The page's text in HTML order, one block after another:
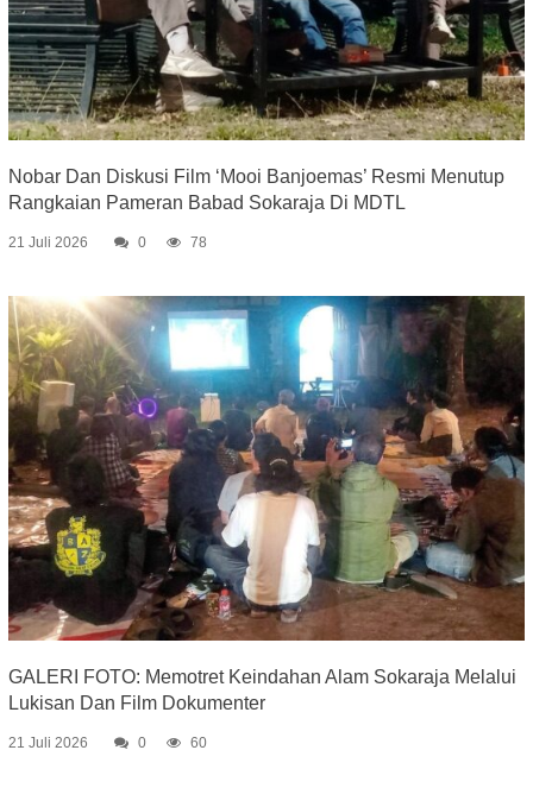
Nobar Dan Diskusi Film ‘Mooi Banjoemas’ Resmi Menutup
Rangkaian Pameran Babad Sokaraja Di MDTL
21 Juli 2026 0 78
GALERI FOTO: Memotret Keindahan Alam Sokaraja Melalui
Lukisan Dan Film Dokumenter
21 Juli 2026 0 60